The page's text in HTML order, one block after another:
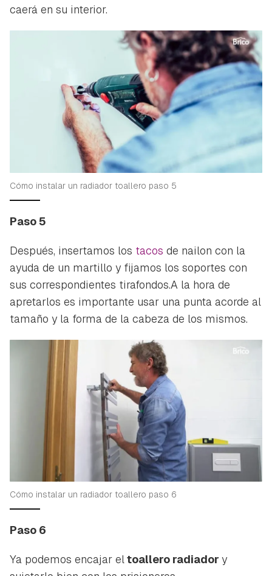
Guardar como favorito
Para poder guardar como favorito, primero has de
iniciar sesión con tu cuenta de Hogarmanía.
INICIAR SESIÓN
caerá en su interior.
Cómo instalar un radiador toallero paso 5
Paso 5
Después, insertamos los tacos de nailon con la
ayuda de un martillo y fijamos los soportes con
sus correspondientes tirafondos.A la hora de
apretarlos es importante usar una punta acorde al
tamaño y la forma de la cabeza de los mismos.
Cómo instalar un radiador toallero paso 6
Paso 6
Ya podemos encajar eltoallero radiador y
Contenido enviado
Gracias por suscribirte a nuestro boletín.
ACEPTAR